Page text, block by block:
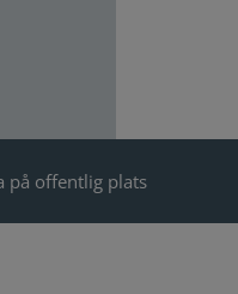
på offentlig plats